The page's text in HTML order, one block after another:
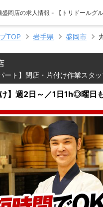
盛岡店の求人情報 - 【トリドールグ
TOP 岩手県 盛岡市
ート】閉店・片付け作業スタ
け】週2日～／1日1h◎曜